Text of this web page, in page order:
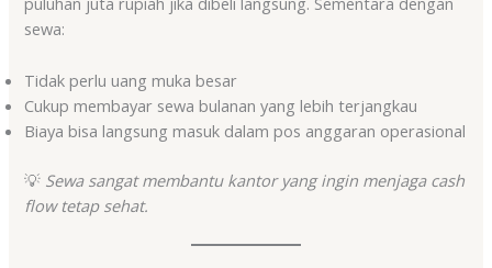
sewa:
Tidak perlu uang muka besar
Cukup membayar sewa bulanan yang lebih terjangkau
Biaya bisa langsung masuk dalam pos anggaran operasional
💡 Sewa sangat membantu kantor yang ingin menjaga cash
flow tetap sehat.